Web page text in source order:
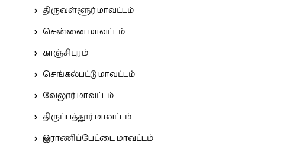
திருவள்ளூர் மாவட்டம்
சென்னை மாவட்டம்
காஞ்சிபுரம்
செங்கல்பட்டு மாவட்டம்
வேலூர் மாவட்டம்
திருப்பத்தூர் மாவட்டம்
இராணிப்பேட்டை மாவட்டம்